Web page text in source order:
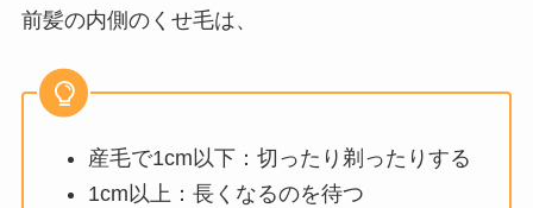
前髪の内側のくせ毛は、
産毛で1cm以下：切ったり剃ったりする
1cm以上：長くなるのを待つ